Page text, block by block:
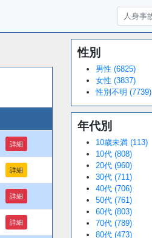
詳細
詳細
詳細
詳細
Unmute
34.94%
性別
男性 (6825)
女性 (3837)
性別不明 (7739)
年代別
10歳未満 (113)
10代 (808)
20代 (960)
30代 (711)
40代 (706)
50代 (761)
60代 (803)
70代 (789)
80代 (473)